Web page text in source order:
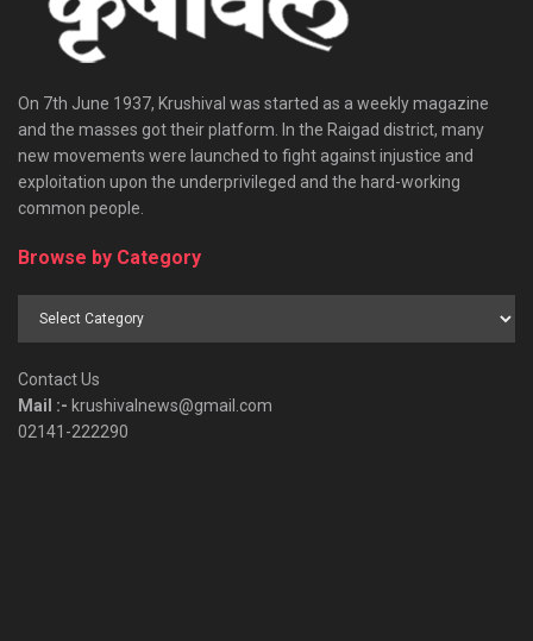
On 7th June 1937, Krushival was started as a weekly magazine
and the masses got their platform. In the Raigad district, many
new movements were launched to fight against injustice and
exploitation upon the underprivileged and the hard-working
common people.
Browse by Category
Contact Us
Mail :- krushivalnews@gmail.com
02141-222290